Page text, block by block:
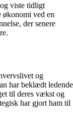
viste tidligt
økonomi ved en
der senere
og
har beklædt ledende
til deres vækst og
har gjort ham til